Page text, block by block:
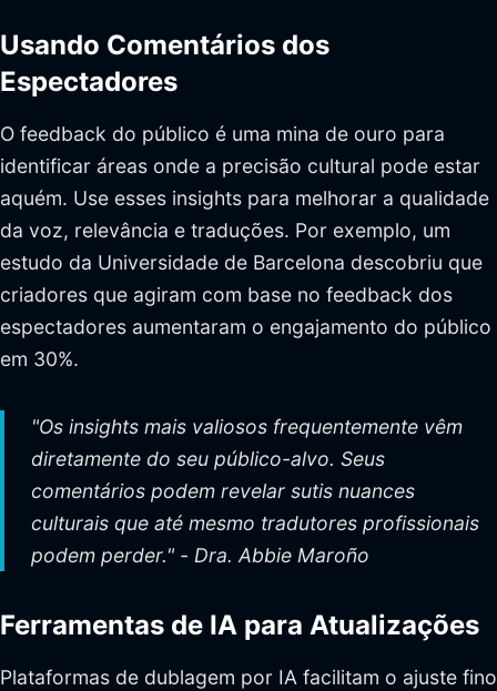
Usando Comentários dos
Espectadores
O feedback do público é uma mina de ouro para
identificar áreas onde a precisão cultural pode estar
aquém. Use esses insights para melhorar a qualidade
da voz, relevância e traduções. Por exemplo, um
estudo da Universidade de Barcelona descobriu que
criadores que agiram com base no feedback dos
espectadores aumentaram o engajamento do público
em 30%.
"Os insights mais valiosos frequentemente vêm
diretamente do seu público-alvo. Seus
comentários podem revelar sutis nuances
culturais que até mesmo tradutores profissionais
podem perder." - Dra. Abbie Maroño
Ferramentas de IA para Atualizações
Plataformas de dublagem por IA facilitam o ajuste fino